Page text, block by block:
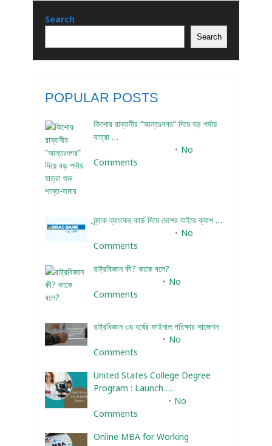
Search
Search
POPULAR POSTS
কিশোর রাব্বানীর “আন্তঃনগর” দিয়ে বড় পর্দায়
যাত্রা …
No
Comments
ব্র্যাক ব্যাংকের কার্ড দিয়ে দেশের বাইরে ক্যাশ …
No
Comments
রাষ্ট্রবিজ্ঞান কী? কাকে বলে?
No
Comments
রাষ্ট্রবিজ্ঞান ৩য় বর্ষের ফাইনাল পরিক্ষার সাজেশন
No
Comments
United States College Degree
Program : Launch …
No
Comments
Online MBA for Working